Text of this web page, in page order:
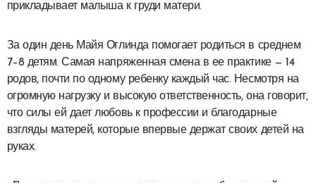
прикладывает малыша к груди матери.
За один день Майя Оглинда помогает родиться в среднем
7–8 детям. Самая напряженная смена в ее практике — 14
родов, почти по одному ребенку каждый час. Несмотря на
огромную нагрузку и высокую ответственность, она говорит,
что силы ей дает любовь к профессии и благодарные
взгляды матерей, которые впервые держат своих детей на
руках.